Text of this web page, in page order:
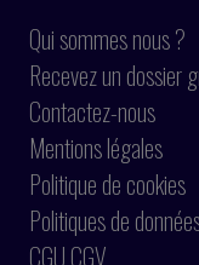
Qui sommes nous ?
Recevez un dossier
Contactez-nous
Mentions légales
Politique de cookies
Politiques de
CGU CGV